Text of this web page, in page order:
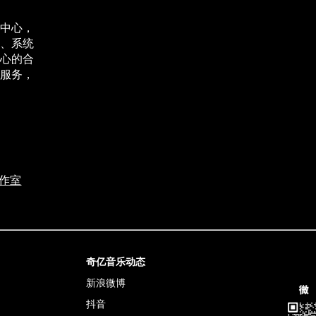
心，
系统
的合
务，
室
奇亿音乐动态
新浪微博
抖音